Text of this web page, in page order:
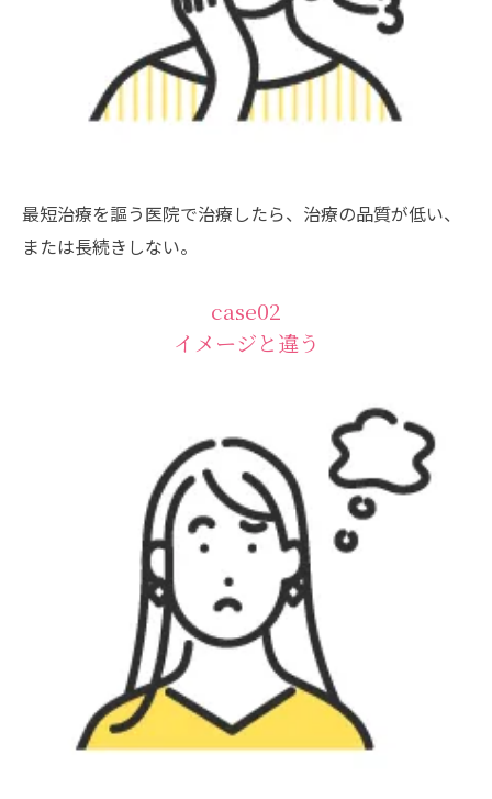
最短治療を謳う医院で治療したら、治療の品質が低い、
または長続きしない。
case02
イメージと違う